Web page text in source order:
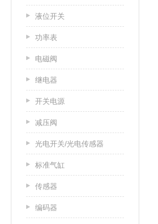
液位开关
功率表
电磁阀
继电器
开关电源
减压阀
光电开关/光电传感器
标准气缸
传感器
编码器